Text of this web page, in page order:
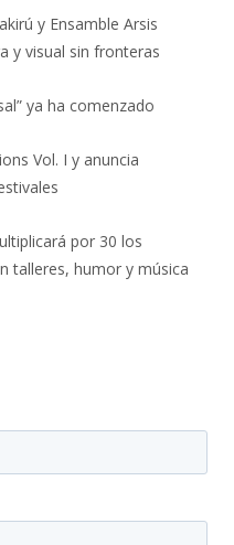
y Ensamble Arsis
y visual sin fronteras
ya ha comenzado
Vol. I y anuncia
por 30 los
talleres, humor y música